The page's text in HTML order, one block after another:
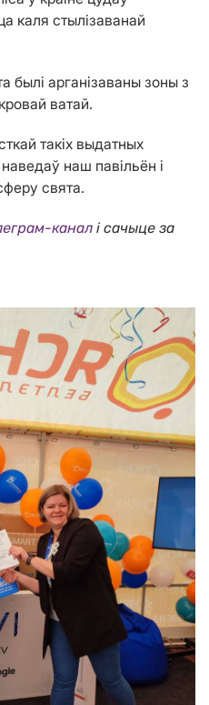
каля стылізаванай
былі арганізаваны зоны з
ватай.
такіх выдатных
наш павільён і
свята.
канал і сачыце за